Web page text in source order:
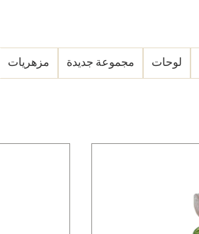
لوحات مجموعة جديدة مزهريات